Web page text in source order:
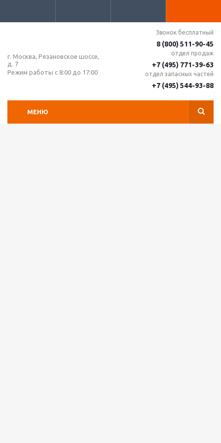
г. Москва, Рязановское шоссе,
д. 7
Режим работы с 8:00 до 17:00
Звонок бесплатный
8 (800) 511-90-45
отдел продаж
+7 (495) 771-39-63
отдел запасных частей
+7 (495) 544-93-88
МЕНЮ